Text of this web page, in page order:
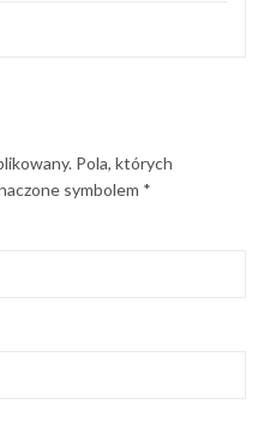
Pola, których
symbolem *